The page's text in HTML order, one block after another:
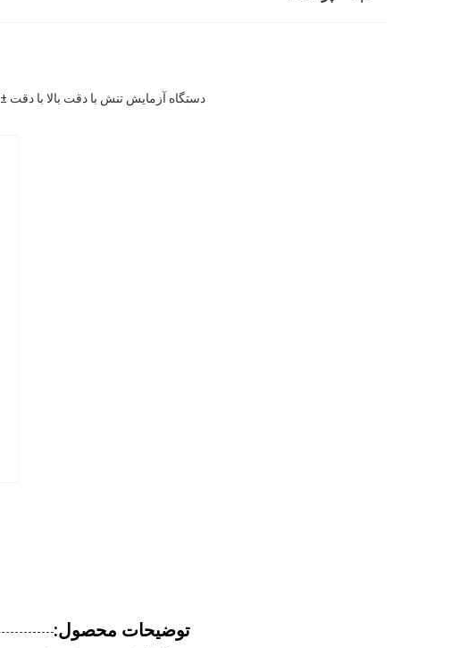
دستگاه آزمایش تنش با دقت بالا با دقت ±1٪ نیروی آزمایش، 0.5-500mm/min Speed Range و 0.001mm Displacement Measurement
توضیحات محصول: